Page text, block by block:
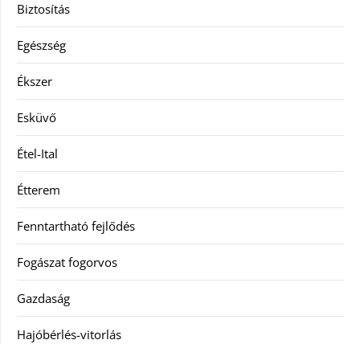
Biztosítás
Egészség
Ékszer
Esküvő
Étel-Ital
Étterem
Fenntartható fejlődés
Fogászat fogorvos
Gazdaság
Hajóbérlés-vitorlás